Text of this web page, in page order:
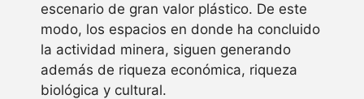
escenario de gran valor plástico. De este
modo, los espacios en donde ha concluido
la actividad minera, siguen generando
además de riqueza económica, riqueza
biológica y cultural.